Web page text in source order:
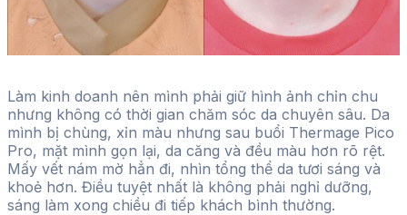
Làm kinh doanh nên mình phải giữ hình ảnh chỉn chu
nhưng không có thời gian chăm sóc da chuyên sâu. Da
mình bị chùng, xỉn màu nhưng sau buổi Thermage Pico
Pro, mặt mình gọn lại, da căng và đều màu hơn rõ rệt.
Mấy vết nám mờ hẳn đi, nhìn tổng thể da tươi sáng và
khoẻ hơn. Điều tuyệt nhất là không phải nghỉ dưỡng,
sáng làm xong chiều đi tiếp khách bình thường.